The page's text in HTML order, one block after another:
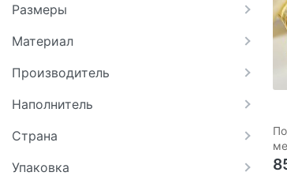
Размеры
Материал
Производитель
Наполнитель
Страна
Упаковка